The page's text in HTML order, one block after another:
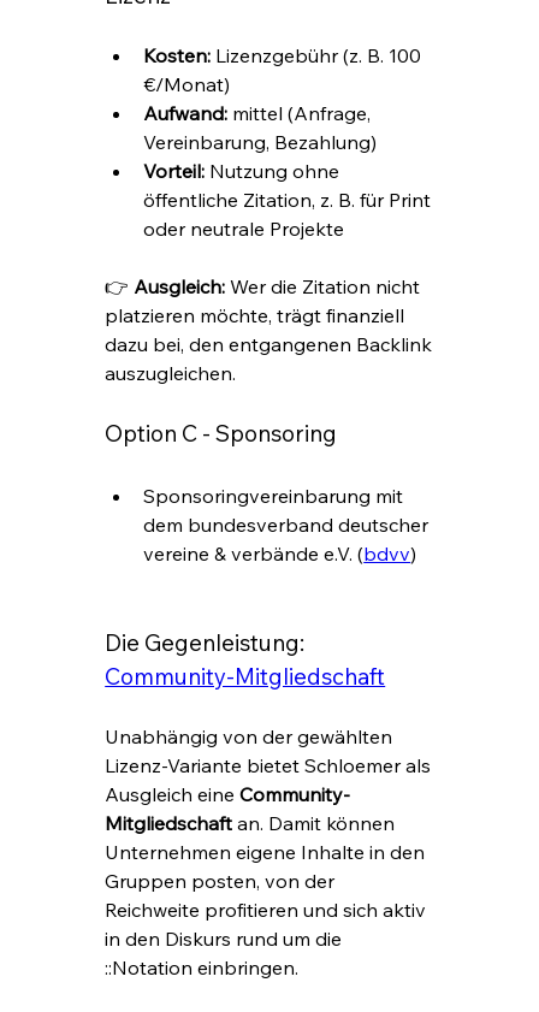
Kosten: Lizenzgebühr (z. B. 100
€/Monat)
Aufwand: mittel (Anfrage,
Vereinbarung, Bezahlung)
Vorteil: Nutzung ohne
öffentliche Zitation, z. B. für Print
oder neutrale Projekte
👉 Ausgleich: Wer die Zitation nicht
platzieren möchte, trägt finanziell
dazu bei, den entgangenen Backlink
auszugleichen.
Option C - Sponsoring
Sponsoringvereinbarung mit
dem bundesverband deutscher
vereine & verbände e.V. (bdvv)
Community-Mitgliedschaft
Unabhängig von der gewählten
Lizenz-Variante bietet Schloemer als
Ausgleich eine Community-
Mitgliedschaft an. Damit können
Unternehmen eigene Inhalte in den
Gruppen posten, von der
Reichweite profitieren und sich aktiv
in den Diskurs rund um die
::Notation einbringen.